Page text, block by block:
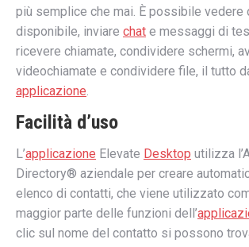
più semplice che mai. È possibile vedere
disponibile, inviare chat e messaggi di
ricevere chiamate, condividere schermi,
videochiamate e condividere file, il tutto
applicazione.
Facilità d’uso
L’applicazione Elevate Desktop utilizza
Directory® aziendale per creare
elenco di contatti, che viene utilizzato
maggior parte delle funzioni dell’
clic sul nome del contatto si possono